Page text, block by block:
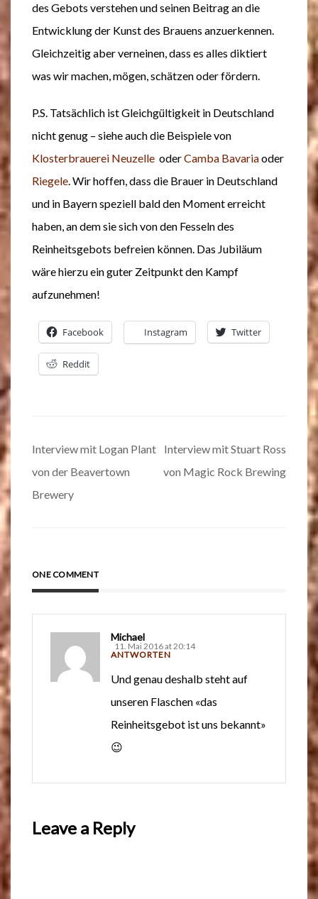
des Gebots verstehen und seinen Beitrag an die
Entwicklung der Kunst des Brauens anzuerkennen.
Gleichzeitig aber verneinen, dass es alles diktiert
was wir machen, mögen, schätzen oder fördern.
P.S. Tatsächlich ist Gleichgültigkeit in Deutschland
nicht genug – siehe auch die Beispiele von
Klosterbrauerei Neuzelle oderCamba Bavariaoder
Riegele. Wir hoffen, dass die Brauer in Deutschland
und in Bayern speziell bald den Moment erreicht
haben, an dem sie sich von den Fesseln des
Reinheitsgebots befreien können. Das Jubiläum
wäre hierzu ein guter Zeitpunkt den Kampf
aufzunehmen!
Facebook Instagram Twitter
Reddit
Beitrags-
Navigation
Interview mit Logan Plant
von der Beavertown
Brewery
Interview mit Stuart Ross
von Magic Rock Brewing
ONE COMMENT
Michael
11. Mai 2016 at 20:14
ANTWORTEN
Und genau deshalb steht auf
unseren Flaschen «das
Reinheitsgebot ist uns bekannt»
😉
Leave a Reply